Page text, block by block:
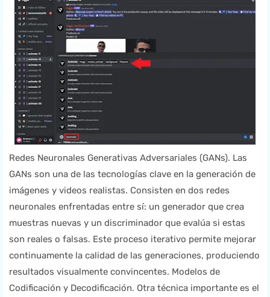
Redes Neuronales Generativas Adversariales (GANs). Las
GANs son una de las tecnologías clave en la generación de
imágenes y videos realistas. Consisten en dos redes
neuronales enfrentadas entre sí: un generador que crea
muestras nuevas y un discriminador que evalúa si estas
son reales o falsas. Este proceso iterativo permite mejorar
continuamente la calidad de las generaciones, produciendo
resultados visualmente convincentes. Modelos de
Codificación y Decodificación. Otra técnica importante es el